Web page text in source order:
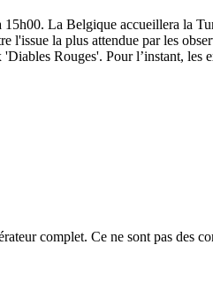
La Belgique accueillera la
l'issue la plus attendue par les
Rouges'. Pour l’instant, les
complet. Ce ne sont pas des